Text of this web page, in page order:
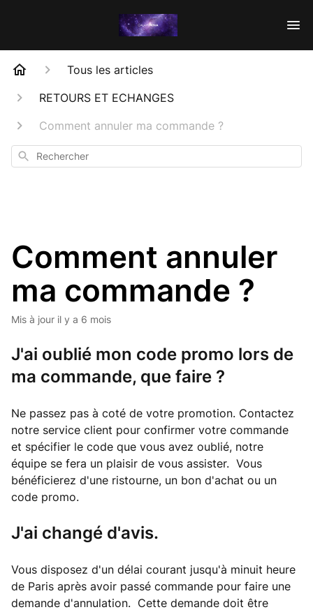
Tous les articles
RETOURS ET ECHANGES
Comment annuler ma commande ?
Rechercher
Comment annuler
ma commande ?
Mis à jour il y a 6 mois
J'ai oublié mon code promo lors de
ma commande, que faire ?
Ne passez pas à coté de votre promotion. Contactez
notre service client pour confirmer votre commande
et spécifier le code que vous avez oublié, notre
équipe se fera un plaisir de vous assister. Vous
bénéficierez d'une ristourne, un bon d'achat ou un
code promo.
J'ai changé d'avis.
Vous disposez d'un délai courant jusqu'à minuit heure
de Paris après avoir passé commande pour faire une
demande d'annulation. Cette demande doit être